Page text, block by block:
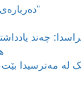
دەربارەی کتێبی “پشوویەکی بێمانا”
چەند
لە مەترسیدا